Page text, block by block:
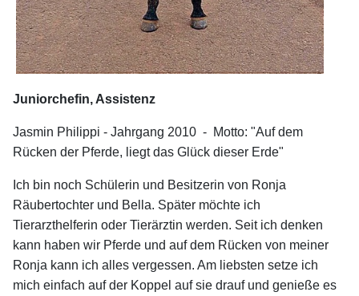
Juniorchefin, Assistenz
Jasmin Philippi - Jahrgang 2010 - Motto: "Auf dem
Rücken der Pferde, liegt das Glück dieser Erde"
Ich bin noch Schülerin und Besitzerin von Ronja
Räubertochter und Bella. Später möchte ich
Tierarzthelferin oder Tierärztin werden. Seit ich denken
kann haben wir Pferde und auf dem Rücken von meiner
Ronja kann ich alles vergessen. Am liebsten setze ich
mich einfach auf der Koppel auf sie drauf und genieße es